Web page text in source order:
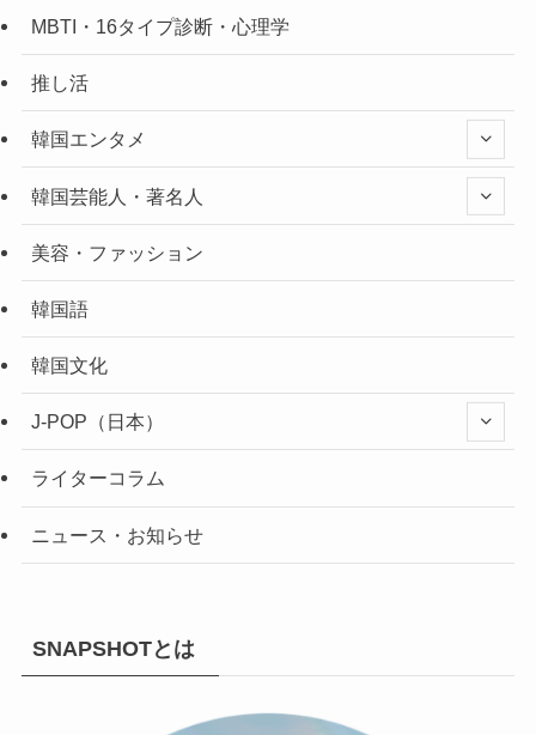
MBTI・16タイプ診断・心理学
推し活
韓国エンタメ
韓国芸能人・著名人
美容・ファッション
韓国語
韓国文化
J-POP（日本）
ライターコラム
ニュース・お知らせ
SNAPSHOTとは